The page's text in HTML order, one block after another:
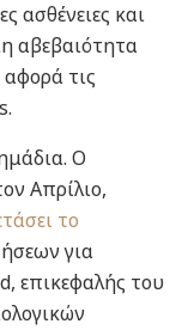
ασθένειες και
αβεβαιότητα
αφορά τις
Ο
Απρίλιο,
το
για
επικεφαλής του